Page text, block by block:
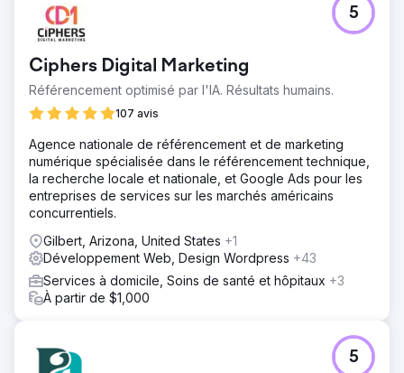
Ciphers Digital Marketing
Référencement optimisé par l'IA. Résultats humains.
107 avis
5
Agence nationale de référencement et de marketing
numérique spécialisée dans le référencement technique,
la recherche locale et nationale, et Google Ads pour les
entreprises de services sur les marchés américains
concurrentiels.
Gilbert, Arizona, United States +1
Développement Web, Design Wordpress +43
Services à domicile, Soins de santé et hôpitaux +3
À partir de $1,000
5